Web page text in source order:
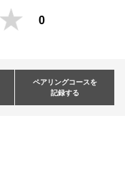
0
ペアリングコースを
記録する